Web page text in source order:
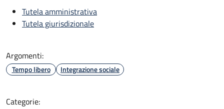
Tutela amministrativa
Tutela giurisdizionale
Argomenti:
Tempo libero Integrazione sociale
Categorie: